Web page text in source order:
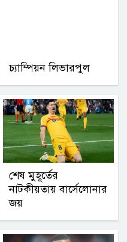
চ্যাম্পিয়ন লিভারপুল
শেষ মুহূর্তের
নাটকীয়তায় বার্সেলোনার
জয়